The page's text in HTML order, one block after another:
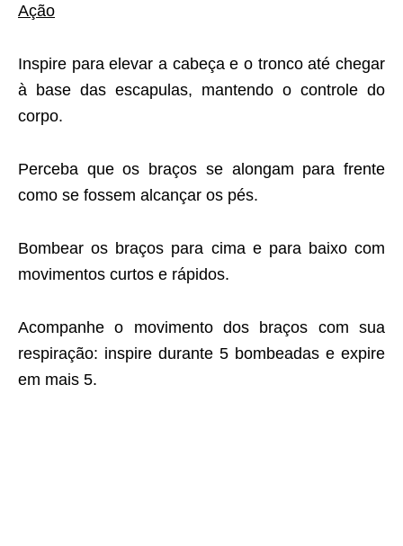
Ação
Inspire para elevar a cabeça e o tronco até chegar
à base das escapulas, mantendo o controle do
corpo.
Perceba que os braços se alongam para frente
como se fossem alcançar os pés.
Bombear os braços para cima e para baixo com
movimentos curtos e rápidos.
Acompanhe o movimento dos braços com sua
respiração: inspire durante 5 bombeadas e expire
em mais 5.